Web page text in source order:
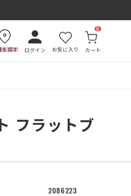
を探す ログイン お気に入り カート
0
フラットブ
2086223